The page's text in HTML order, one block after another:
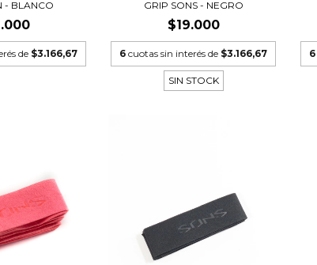
- BLANCO
de $3.166,67
GRIP SONS - NEGRO
$19.000
6 cuotas sin interés de $3.166,67
SIN STOCK
6